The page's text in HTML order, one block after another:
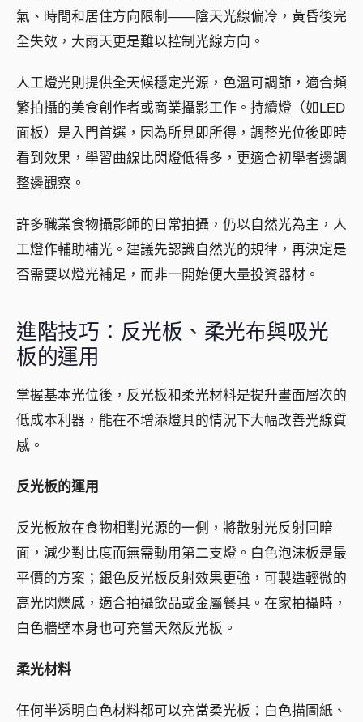
氣、時間和居住方向限制——陰天光線偏冷，黃昏後完
全失效，大雨天更是難以控制光線方向。
人工燈光則提供全天候穩定光源，色溫可調節，適合頻
繁拍攝的美食創作者或商業攝影工作。持續燈（如LED
面板）是入門首選，因為所見即所得，調整光位後即時
看到效果，學習曲線比閃燈低得多，更適合初學者邊調
整邊觀察。
許多職業食物攝影師的日常拍攝，仍以自然光為主，人
工燈作輔助補光。建議先認識自然光的規律，再決定是
否需要以燈光補足，而非一開始便大量投資器材。
進階技巧：反光板、柔光布與吸光
板的運用
掌握基本光位後，反光板和柔光材料是提升畫面層次的
低成本利器，能在不增添燈具的情況下大幅改善光線質
感。
反光板的運用
反光板放在食物相對光源的一側，將散射光反射回暗
面，減少對比度而無需動用第二支燈。白色泡沫板是最
平價的方案；銀色反光板反射效果更強，可製造輕微的
高光閃爍感，適合拍攝飲品或金屬餐具。在家拍攝時，
白色牆壁本身也可充當天然反光板。
柔光材料
任何半透明白色材料都可以充當柔光板：白色描圖紙、